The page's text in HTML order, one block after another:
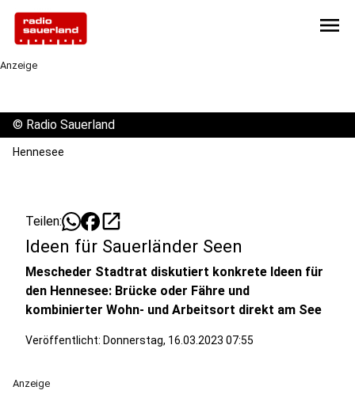
menu
Anzeige
© Radio Sauerland
Hennesee
Teilen: open_in_new
Ideen für Sauerländer Seen
Mescheder Stadtrat diskutiert konkrete Ideen für
den Hennesee: Brücke oder Fähre und
kombinierter Wohn- und Arbeitsort direkt am See
Veröffentlicht: Donnerstag, 16.03.2023 07:55
Anzeige